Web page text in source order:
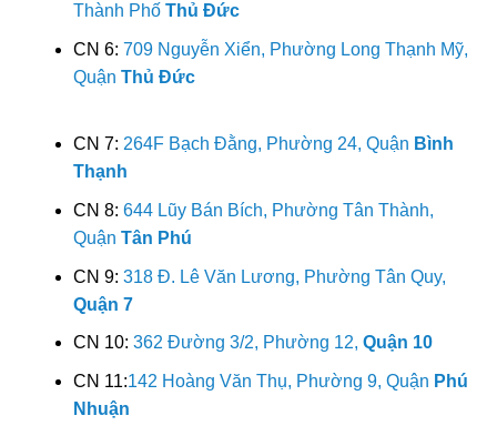
Thành Phố Thủ Đức
CN 6: 709 Nguyễn Xiển, Phường Long Thạnh Mỹ,
Quận Thủ Đức
CN 7: 264F Bạch Đằng, Phường 24, Quận Bình
Thạnh
CN 8: 644 Lũy Bán Bích, Phường Tân Thành,
Quận Tân Phú
CN 9: 318 Đ. Lê Văn Lương, Phường Tân Quy,
Quận 7
CN 10: 362 Đường 3/2, Phường 12, Quận 10
CN 11:142 Hoàng Văn Thụ, Phường 9, Quận Phú
Nhuận